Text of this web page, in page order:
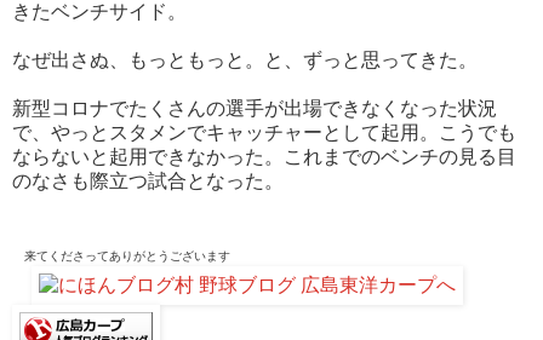
きたベンチサイド。
なぜ出さぬ、もっともっと。と、ずっと思ってきた。
新型コロナでたくさんの選手が出場できなくなった状況
で、やっとスタメンでキャッチャーとして起用。こうでも
ならないと起用できなかった。これまでのベンチの見る目
のなさも際立つ試合となった。
来てくださってありがとうございます